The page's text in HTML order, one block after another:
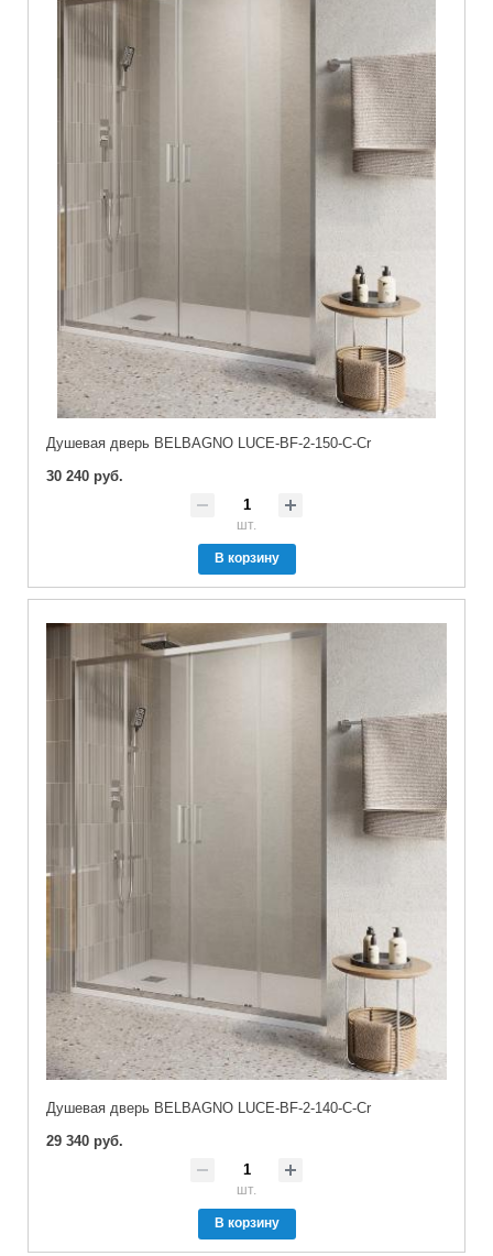
Душевая дверь BELBAGNO LUCE-BF-2-150-C-Cr
30 240 руб.
шт.
В корзину
Душевая дверь BELBAGNO LUCE-BF-2-140-C-Cr
29 340 руб.
шт.
В корзину